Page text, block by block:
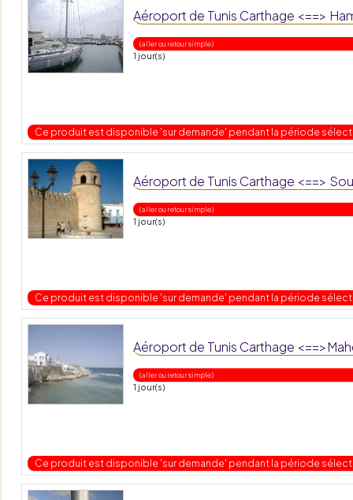
Aéroport de Tunis Carthage <==>
( aller ou retour simple )
1 jour(s)
Ce produit est disponible 'sur demande' pendant la période
Aéroport de Tunis Carthage <==>
( aller ou retour simple )
1 jour(s)
Ce produit est disponible 'sur demande' pendant la période
Aéroport de Tunis Carthage
( aller ou retour simple )
1 jour(s)
Ce produit est disponible 'sur demande' pendant la période